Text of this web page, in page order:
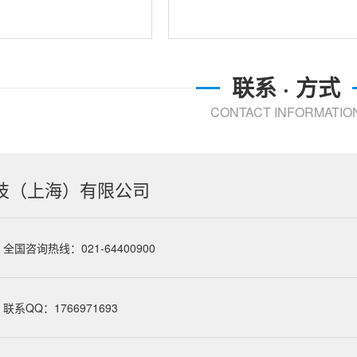
联系 · 方式
CONTACT
（上海）有限公司
全国咨询热线：021-64400900
联系QQ：1766971693